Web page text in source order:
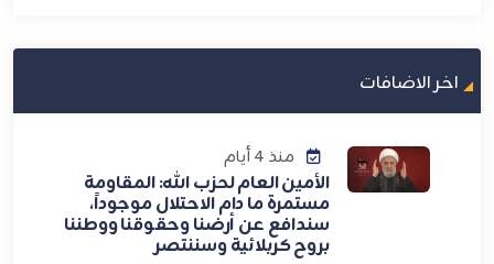
اخر الاضافات
منذ 4 أيام
الأمين العام لحزب الله: المقاومة
مستمرة ما دام الاحتلال موجوداً،
سندافع عن أرضنا وحقوقنا ووطننا
بروح كربلائية وسننتصر